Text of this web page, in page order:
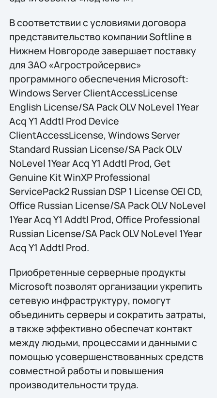
В соответствии с условиями договора
представительство компании Softline в
Нижнем Новгороде завершает поставку
для ЗАО «Агростройсервис»
программного обеспечения Microsoft:
Windows Server ClientAccessLicense
English License/SA Pack OLV NoLevel 1Year
Acq Y1 Addtl Prod Device
ClientAccessLicense, Windows Server
Standard Russian License/SA Pack OLV
NoLevel 1Year Acq Y1 Addtl Prod, Get
Genuine Kit WinXP Professional
ServicePack2 Russian DSP 1 License OEI CD,
Office Russian License/SA Pack OLV NoLevel
1Year Acq Y1 Addtl Prod, Office Professional
Russian License/SA Pack OLV NoLevel 1Year
Acq Y1 Addtl Prod.
Приобретенные серверные продукты
Microsoft позволят организации укрепить
сетевую инфраструктуру, помогут
объединить серверы и сократить затраты,
а также эффективно обеспечат контакт
между людьми, процессами и данными с
помощью усовершенствованных средств
совместной работы и повышения
производительности труда.